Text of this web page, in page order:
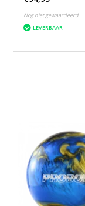
Nog niet gewaardeerd
LEVERBAAR